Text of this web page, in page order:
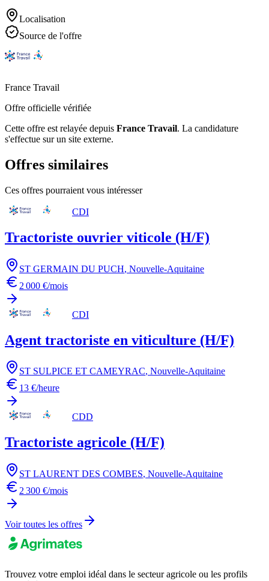
Localisation
Source de l'offre
France Travail
Offre officielle vérifiée
Cette offre est relayée depuis France Travail. La candidature
s'effectue sur un site externe.
Offres similaires
Ces offres pourraient vous intéresser
CDI
Tractoriste ouvrier viticole (H/F)
ST GERMAIN DU PUCH, Nouvelle-Aquitaine
2 000 €/mois
CDI
Agent tractoriste en viticulture (H/F)
ST SULPICE ET CAMEYRAC, Nouvelle-Aquitaine
13 €/heure
CDD
Tractoriste agricole (H/F)
ST LAURENT DES COMBES, Nouvelle-Aquitaine
2 300 €/mois
Voir toutes les offres
Trouvez votre emploi idéal dans le secteur agricole ou les profils